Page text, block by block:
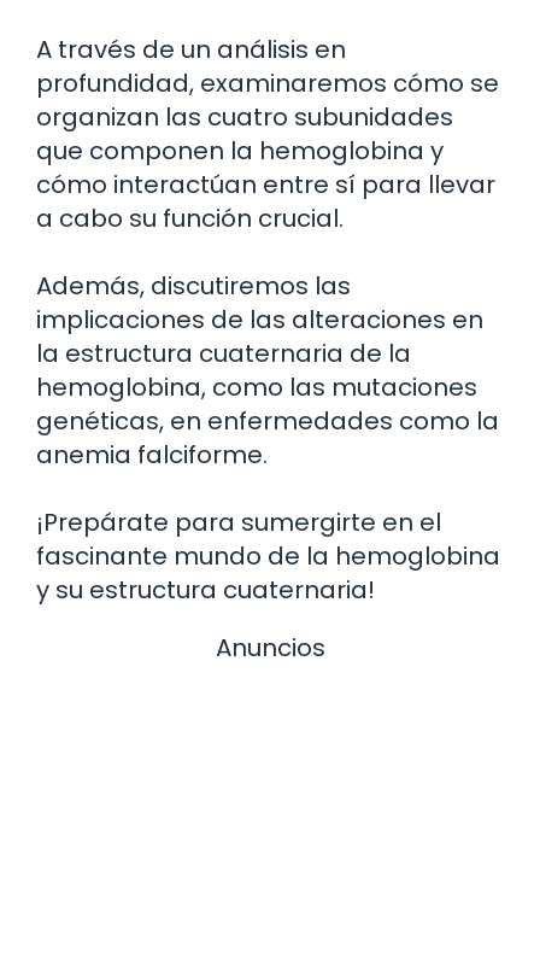
A través de un análisis en
profundidad, examinaremos cómo se
organizan las cuatro subunidades
que componen la hemoglobina y
cómo interactúan entre sí para llevar
a cabo su función crucial.
Además, discutiremos las
implicaciones de las alteraciones en
la estructura cuaternaria de la
hemoglobina, como las mutaciones
genéticas, en enfermedades como la
anemia falciforme.
¡Prepárate para sumergirte en el
fascinante mundo de la hemoglobina
y su estructura cuaternaria!
Anuncios